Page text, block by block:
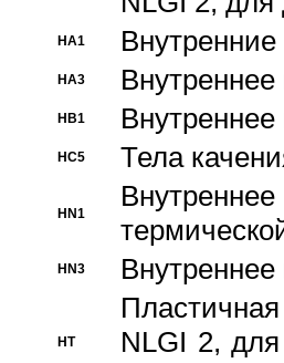
HA1
HA3
HB1
HC5 Тела
HN1
HN3
HT
NLGI 2,